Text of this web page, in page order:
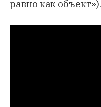
равно как объект»).